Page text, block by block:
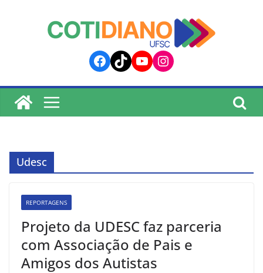
Facebook
TikTokYouTube
Instagram
Udesc
REPORTAGENS
Projeto da UDESC faz parceria
com Associação de Pais e
Amigos dos Autistas